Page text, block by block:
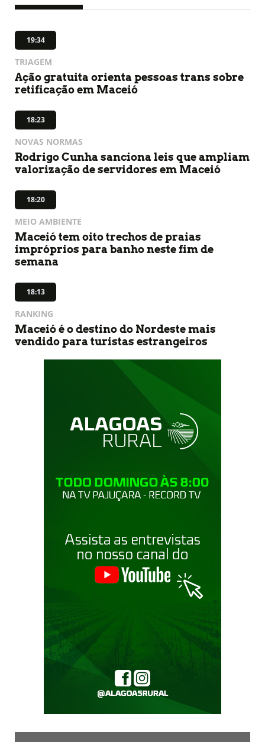
19:34
TRIAGEM
Ação gratuita orienta pessoas trans sobre
retificação em Maceió
18:23
NOVAS NORMAS
Rodrigo Cunha sanciona leis que ampliam
valorização de servidores em Maceió
18:20
MEIO AMBIENTE
Maceió tem oito trechos de praias
impróprios para banho neste fim de
semana
18:13
RANKING
Maceió é o destino do Nordeste mais
vendido para turistas estrangeiros